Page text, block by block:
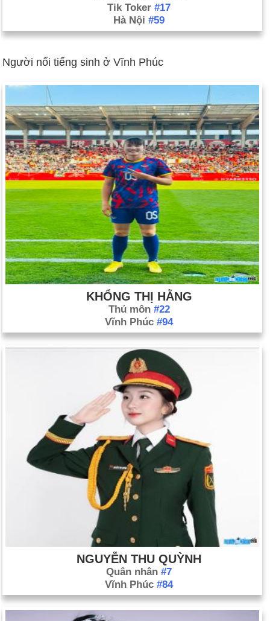
Tik Toker #17
Hà Nội #59
Người nổi tiếng sinh ở Vĩnh Phúc
KHỔNG THỊ HẰNG
Thủ môn #22
Vĩnh Phúc #94
NGUYỄN THU QUỲNH
Quân nhân #7
Vĩnh Phúc #84